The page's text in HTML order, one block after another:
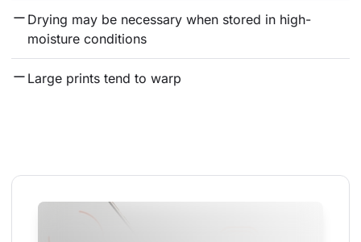
Drying may be necessary when stored in high-
moisture conditions
Large prints tend to warp